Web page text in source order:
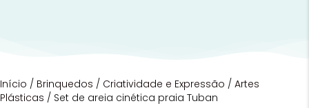
Início / Brinquedos / Criatividade e Expressão / Artes
Plásticas / Set de areia cinética praia Tuban